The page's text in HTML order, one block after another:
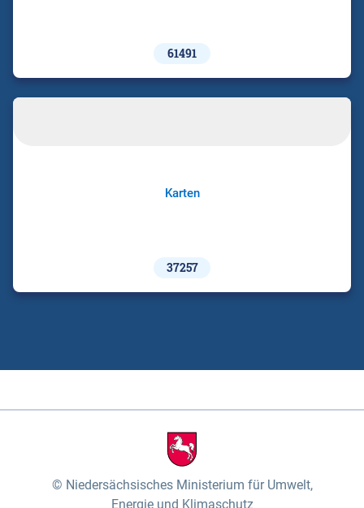
61491
Karten
37257
Niedersächsisches Ministerium für Umwelt,
Energie und Klimaschutz